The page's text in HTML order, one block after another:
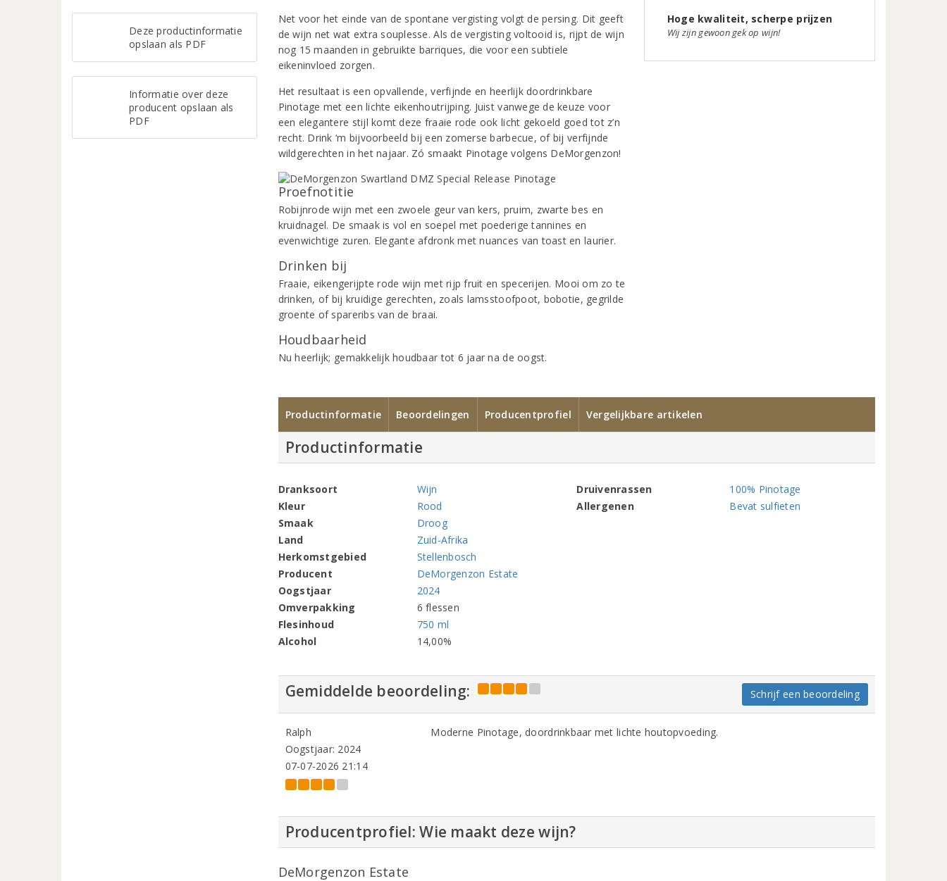
Deze productinformatie
opslaan als PDF
Informatie over deze
producent opslaan als
PDF
Net voor het einde van de spontane vergisting volgt de persing. Dit geeft
de wijn net wat extra souplesse. Als de vergisting voltooid is, rijpt de wijn
nog 15 maanden in gebruikte barriques, die voor een subtiele
eikeninvloed zorgen.
Het resultaat is een opvallende, verfijnde en heerlijk doordrinkbare
Pinotage met een lichte eikenhoutrijping. Juist vanwege de keuze voor
een elegantere stijl komt deze fraaie rode ook licht gekoeld goed tot z’n
recht. Drink ‘m bijvoorbeeld bij een zomerse barbecue, of bij verfijnde
wildgerechten in het najaar. Zó smaakt Pinotage volgens DeMorgenzon!
Proefnotitie
Robijnrode wijn met een zwoele geur van kers, pruim, zwarte bes en
kruidnagel. De smaak is vol en soepel met poederige tannines en
evenwichtige zuren. Elegante afdronk met nuances van toast en laurier.
Drinken bij
Fraaie, eikengerijpte rode wijn met rijp fruit en specerijen. Mooi om zo te
drinken, of bij kruidige gerechten, zoals lamsstoofpoot, bobotie, gegrilde
groente of spareribs van de braai.
Houdbaarheid
Nu heerlijk; gemakkelijk houdbaar tot 6 jaar na de oogst.
Hoge kwaliteit, scherpe prijzen
Wij zijn gewoon gek op wijn!
Productinformatie Beoordelingen Producentprofiel Vergelijkbare artikelen
Productinformatie
Dranksoort
Wijn
Kleur
Rood
Smaak
Droog
Land
Zuid-Afrika
Herkomstgebied
Stellenbosch
Producent
DeMorgenzon Estate
Oogstjaar
2024
Omverpakking
6 flessen
Flesinhoud
750 ml
Alcohol
14,00%
Druivenrassen
100% Pinotage
Allergenen
Bevat sulfieten
Gemiddelde beoordeling: Schrijf een beoordeling
Ralph
Oogstjaar: 2024
07-07-2026 21:14
Moderne Pinotage, doordrinkbaar met lichte houtopvoeding.
Producentprofiel: Wie maakt deze wijn?
DeMorgenzon Estate